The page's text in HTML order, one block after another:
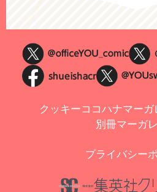
クッキーココハナマーガ
別冊マーガ
プライバシー